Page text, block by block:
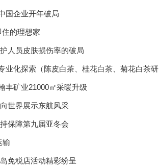
国企业开年破局
的理想家
人员皮肤损伤率的破局
业化探索​（陈皮白茶、桂花白茶、菊花白茶研
丰矿业21000㎡采暖升级
世界展示东航风采
保障第九届亚冬会
输
免税店活动精彩纷呈